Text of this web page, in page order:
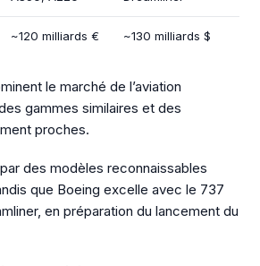
~120 milliards € ~130 milliards $
le marché de l’aviation
gammes similaires et des
proches.
des modèles reconnaissables
que Boeing excelle avec le 737
en préparation du lancement du